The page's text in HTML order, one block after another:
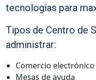
tecnologías para
Tipos de Centro de
administrar:
Comercio electrónico
Mesas de ayuda